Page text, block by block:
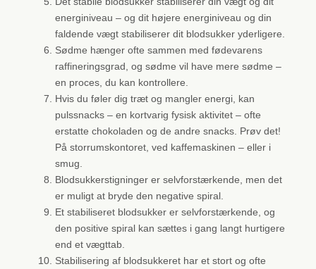
energiniveau – og dit højere energiniveau og din
faldende vægt stabiliserer dit blodsukker yderligere.
Sødme hænger ofte sammen med fødevarens
raffineringsgrad, og sødme vil have mere sødme –
en proces, du kan kontrollere.
Hvis du føler dig træt og mangler energi, kan
pulssnacks – en kortvarig fysisk aktivitet – ofte
erstatte chokoladen og de andre snacks. Prøv det!
På storrumskontoret, ved kaffemaskinen – eller i
smug.
Blodsukkerstigninger er selvforstærkende, men det
er muligt at bryde den negative spiral.
Et stabiliseret blodsukker er selvforstærkende, og
den positive spiral kan sættes i gang langt hurtigere
end et vægttab.
Stabilisering af blodsukkeret har et stort og ofte